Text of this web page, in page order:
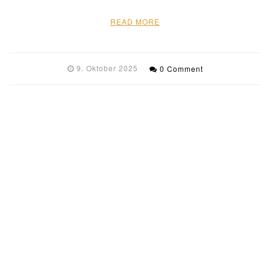
READ MORE
9. Oktober 2025 0 Comment